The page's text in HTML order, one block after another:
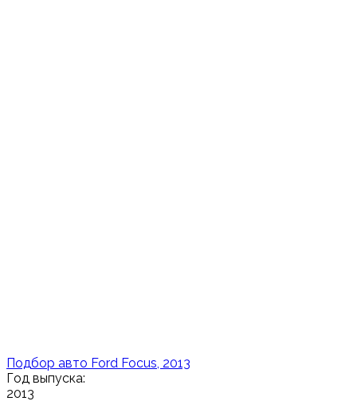
Подбор авто Ford Focus, 2013
Год выпуска:
2013